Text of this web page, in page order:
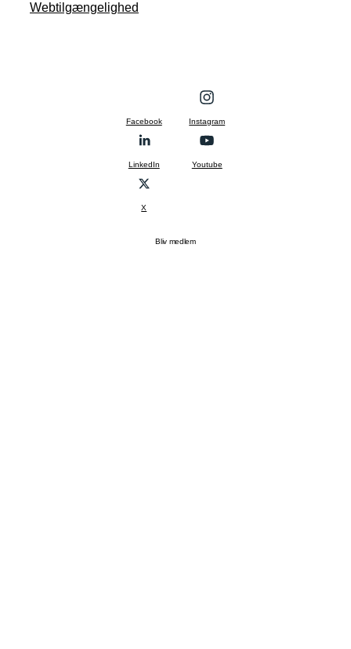
Webtilgængelighed
Facebook Instagram
LinkedIn Youtube
X
Bliv medlem